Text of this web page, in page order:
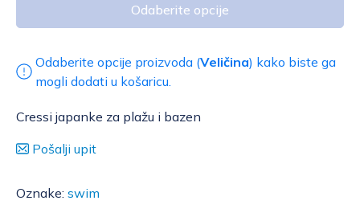
Odaberite opcije
Odaberite opcije proizvoda (Veličina) kako biste ga
mogli dodati u košaricu.
Cressi japanke za plažu i bazen
Pošalji upit
Oznake: swim